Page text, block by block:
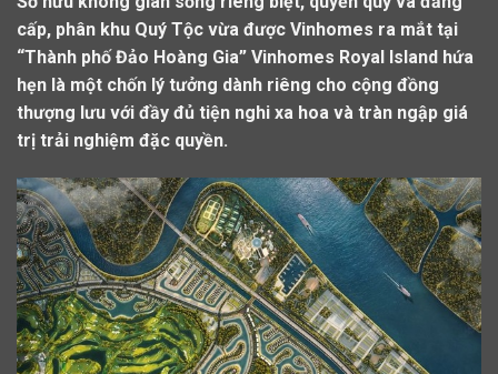
cấp, phân khu Quý Tộc vừa được Vinhomes ra mắt tại
“Thành phố Đảo Hoàng Gia” Vinhomes Royal Island hứa
hẹn là một chốn lý tưởng dành riêng cho cộng đồng
thượng lưu với đầy đủ tiện nghi xa hoa và tràn ngập giá
trị trải nghiệm đặc quyền.